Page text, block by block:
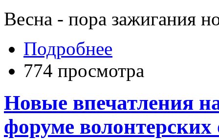
Весна - пора зажигания
Подробнее
774 просмотра
Новые впечатления
форуме волонтерских